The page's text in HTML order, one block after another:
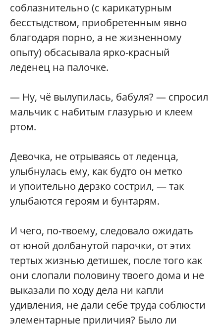
соблазнительно (с карикатурным
бесстыдством, приобретенным явно
благодаря порно, а не жизненному
опыту) обсасывала ярко-красный
леденец на палочке.
— Ну, чё вылупилась, бабуля? — спросил
мальчик с набитым глазурью и клеем
ртом.
Девочка, не отрываясь от леденца,
улыбнулась ему, как будто он метко
и упоительно дерзко сострил, — так
улыбаются героям и бунтарям.
И чего, по-твоему, следовало ожидать
от юной долбанутой парочки, от этих
тертых жизнью детишек, после того как
они слопали половину твоего дома и не
выказали по ходу дела ни капли
удивления, не дали себе труда соблюсти
элементарные приличия? Было ли